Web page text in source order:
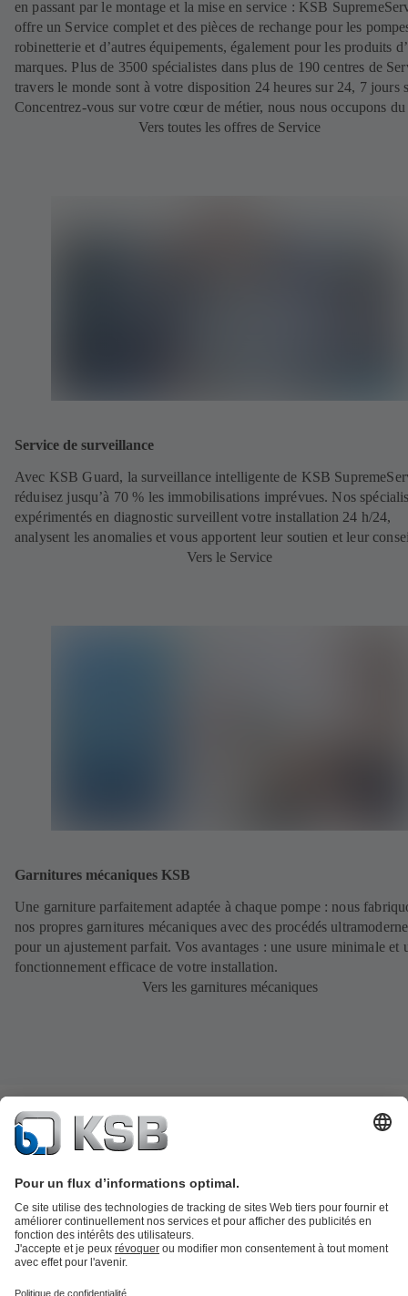
en passant par le montage et la mise en service : KSB
offre un Service complet et des pièces de rechange pour les
robinetterie et d’autres équipements, également pour les produits
marques. Plus de 3500 spécialistes dans plus de 190 centres de
travers le monde sont à votre disposition 24 heures sur 24, 7 jours
Concentrez-vous sur votre cœur de métier, nous nous occupons du
Vers toutes les offres de Service
Service de surveillance
Avec KSB Guard, la surveillance intelligente de KSB
réduisez jusqu’à 70 % les immobilisations imprévues. Nos
expérimentés en diagnostic surveillent votre installation 24 h/24,
analysent les anomalies et vous apportent leur soutien et leur
Vers le Service
Garnitures mécaniques KSB
Une garniture parfaitement adaptée à chaque pompe : nous
nos propres garnitures mécaniques avec des procédés
pour un ajustement parfait. Vos avantages : une usure minimale et
fonctionnement efficace de votre installation.
Vers les garnitures mécaniques